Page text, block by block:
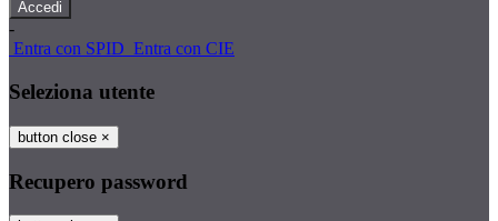
-
Entra con SPID Entra con CIE
Seleziona utente
button close ×
Recupero password